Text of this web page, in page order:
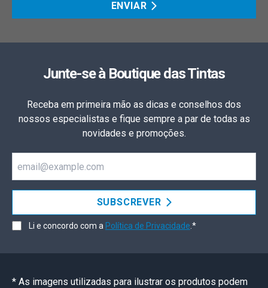
ENVIAR
Junte-se à Boutique das Tintas
Receba em primeira mão as dicas e conselhos dos
nossos especialistas e fique sempre a par de todas as
novidades e promoções.
SUBSCREVER
Li e concordo com a Política de Privacidade .*
* As imagens utilizadas para ilustrar os produtos podem